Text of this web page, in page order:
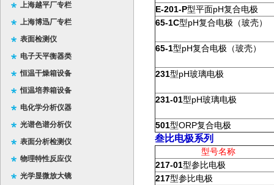
上海越平厂专栏
上海博迅厂专栏
表面检测仪
电子天平衡器类
恒温干燥箱设备
恒温培养箱设备
电化学分析仪器
光谱色谱分析仪
表面分析检测仪
物理特性反应仪
光学显微放大镜
E-201-P型平面pH复合电极
65-1C型pH复合电极（玻壳）
65-1型pH复合电极（玻壳）
231型pH玻璃电极
231-01型pH玻璃电极
501型ORP复合电极
叁比电极系列
型号名称
217-01型参比电极
217型参比电极